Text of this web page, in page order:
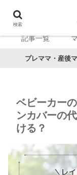
記事一覧
プレママ・産後
ベビーカー
ンカバーの
ける？
検索